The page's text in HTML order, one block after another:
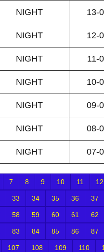
NIGHT 13-
NIGHT 12-
NIGHT 11-
NIGHT 10-
NIGHT 09-
NIGHT 08-
NIGHT 07-
7 8 9 10 11 12
33 34 35 36 37
58 59 60 61 62
83 84 85 86 87
107 108 109 110